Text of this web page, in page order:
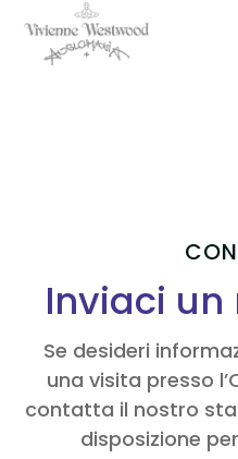
Inviaci
Se desideri
una visita presso
contatta il nostro
disposizione